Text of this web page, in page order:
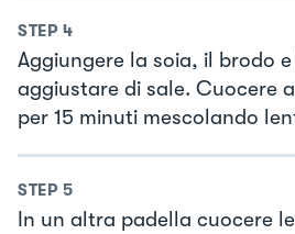
STEP 4
Aggiungere la soia, il brodo
aggiustare di sale. Cuocere
per 15 minuti mescolando
STEP 5
In un altra padella cuocere